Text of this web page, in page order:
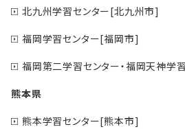
北九州学習センター[北九州市]
福岡学習センター[福岡市]
福岡第二学習センター・福岡天神学
熊本県
熊本学習センター[熊本市]